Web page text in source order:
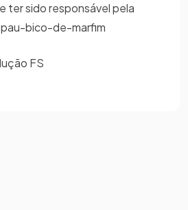
ter sido responsável pela
bico-de-marfim
FS